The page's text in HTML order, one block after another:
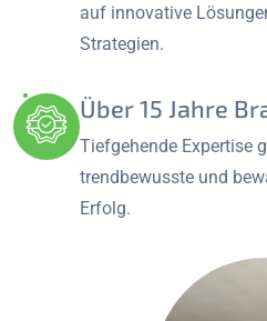
auf innovative
Strategien.
Über 15 Jahre
Tiefgehende Expertise
trendbewusste und
Erfolg.